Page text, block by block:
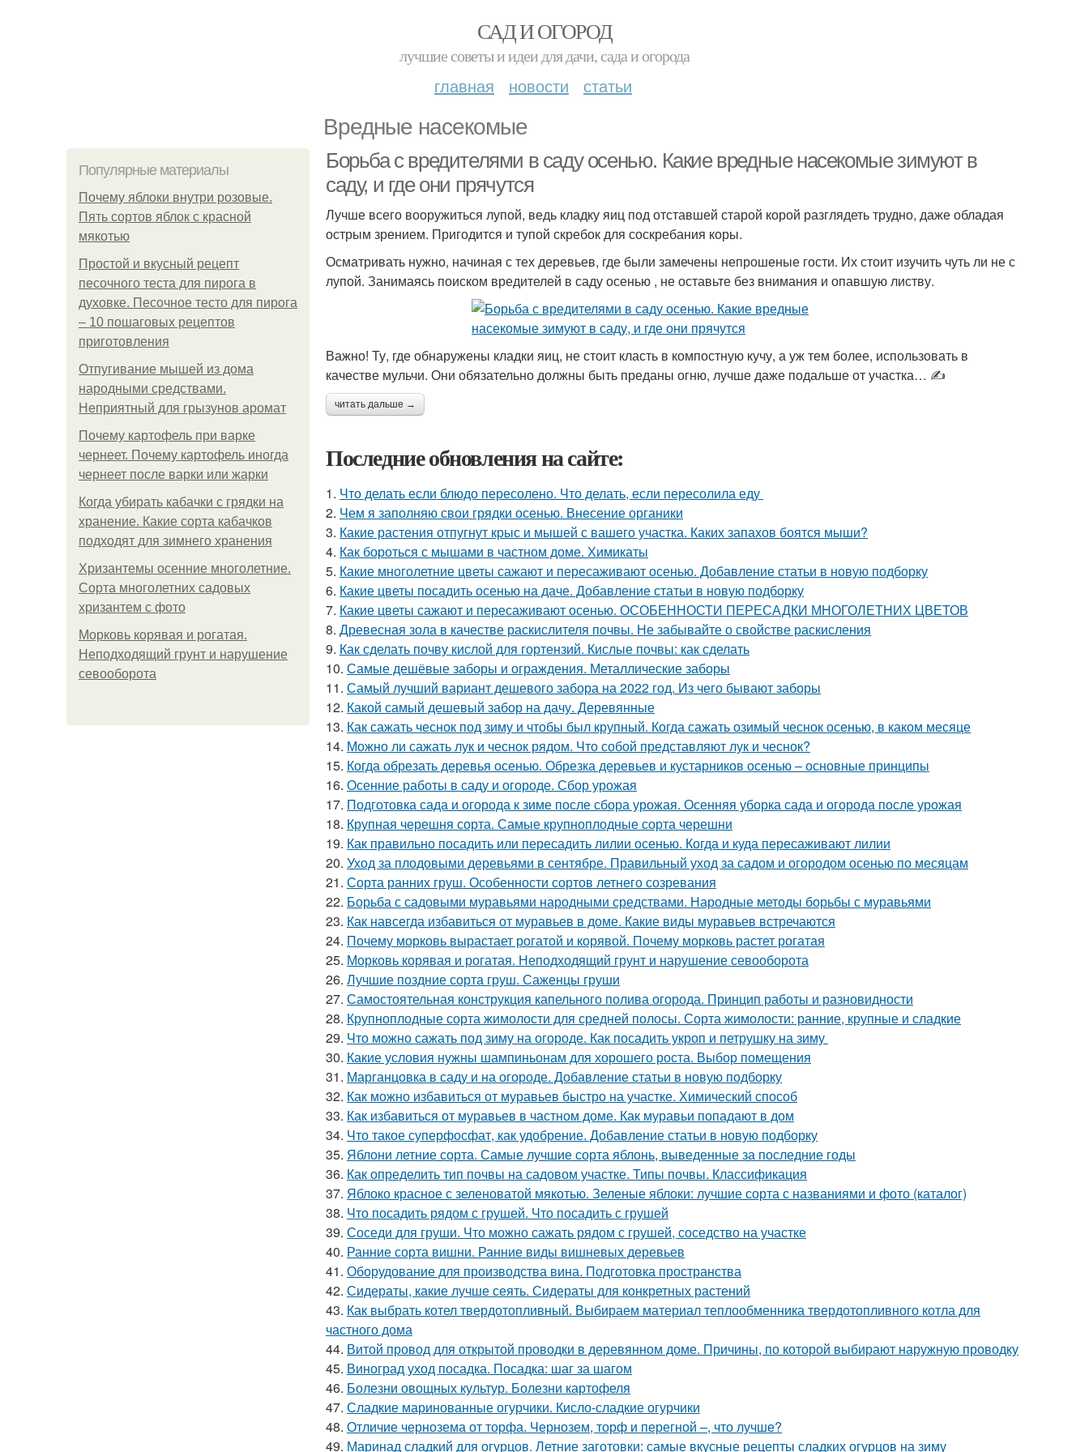
САД И ОГОРОД
лучшие советы и идеи для дачи, сада и огорода
главная новости статьи
Вредные насекомые
Популярные материалы
Почему яблоки внутри розовые.
Пять сортов яблок с красной
мякотью
Простой и вкусный рецепт
песочного теста для пирога в
духовке. Песочное тесто для пирога
– 10 пошаговых рецептов
приготовления
Отпугивание мышей из дома
народными средствами.
Неприятный для грызунов аромат
Почему картофель при варке
чернеет. Почему картофель иногда
чернеет после варки или жарки
Когда убирать кабачки с грядки на
хранение. Какие сорта кабачков
подходят для зимнего хранения
Хризантемы осенние многолетние.
Сорта многолетних садовых
хризантем с фото
Морковь корявая и рогатая.
Неподходящий грунт и нарушение
севооборота
Борьба с вредителями в саду осенью. Какие вредные насекомые зимуют в
саду, и где они прячутся
Лучше всего вооружиться лупой, ведь кладку яиц под отставшей старой корой разглядеть трудно, даже обладая
острым зрением. Пригодится и тупой скребок для соскребания коры.
Осматривать нужно, начиная с тех деревьев, где были замечены непрошеные гости. Их стоит изучить чуть ли не с
лупой. Занимаясь поиском вредителей в саду осенью , не оставьте без внимания и опавшую листву.
Важно! Ту, где обнаружены кладки яиц, не стоит класть в компостную кучу, а уж тем более, использовать в
качестве мульчи. Они обязательно должны быть преданы огню, лучше даже подальше от участка… ✍
читать дальше →
Последние обновления на сайте:
1. Что делать если блюдо пересолено. Что делать, если пересолила еду
2. Чем я заполняю свои грядки осенью. Внесение органики
3. Какие растения отпугнут крыс и мышей с вашего участка. Каких запахов боятся мыши?
4. Как бороться с мышами в частном доме. Химикаты
5. Какие многолетние цветы сажают и пересаживают осенью. Добавление статьи в новую подборку
6. Какие цветы посадить осенью на даче. Добавление статьи в новую подборку
7. Какие цветы сажают и пересаживают осенью. ОСОБЕННОСТИ ПЕРЕСАДКИ МНОГОЛЕТНИХ ЦВЕТОВ
8. Древесная зола в качестве раскислителя почвы. Не забывайте о свойстве раскисления
9. Как сделать почву кислой для гортензий. Кислые почвы: как сделать
10. Самые дешёвые заборы и ограждения. Металлические заборы
11. Самый лучший вариант дешевого забора на 2022 год. Из чего бывают заборы
12. Какой самый дешевый забор на дачу. Деревянные
13. Как сажать чеснок под зиму и чтобы был крупный. Когда сажать озимый чеснок осенью, в каком месяце
14. Можно ли сажать лук и чеснок рядом. Что собой представляют лук и чеснок?
15. Когда обрезать деревья осенью. Обрезка деревьев и кустарников осенью – основные принципы
16. Осенние работы в саду и огороде. Сбор урожая
17. Подготовка сада и огорода к зиме после сбора урожая. Осенняя уборка сада и огорода после урожая
18. Крупная черешня сорта. Самые крупноплодные сорта черешни
19. Как правильно посадить или пересадить лилии осенью. Когда и куда пересаживают лилии
20. Уход за плодовыми деревьями в сентябре. Правильный уход за садом и огородом осенью по месяцам
21. Сорта ранних груш. Особенности сортов летнего созревания
22. Борьба с садовыми муравьями народными средствами. Народные методы борьбы с муравьями
23. Как навсегда избавиться от муравьев в доме. Какие виды муравьев встречаются
24. Почему морковь вырастает рогатой и корявой. Почему морковь растет рогатая
25. Морковь корявая и рогатая. Неподходящий грунт и нарушение севооборота
26. Лучшие поздние сорта груш. Саженцы груши
27. Самостоятельная конструкция капельного полива огорода. Принцип работы и разновидности
28. Крупноплодные сорта жимолости для средней полосы. Сорта жимолости: ранние, крупные и сладкие
29. Что можно сажать под зиму на огороде. Как посадить укроп и петрушку на зиму
30. Какие условия нужны шампиньонам для хорошего роста. Выбор помещения
31. Марганцовка в саду и на огороде. Добавление статьи в новую подборку
32. Как можно избавиться от муравьев быстро на участке. Химический способ
33. Как избавиться от муравьев в частном доме. Как муравьи попадают в дом
34. Что такое суперфосфат, как удобрение. Добавление статьи в новую подборку
35. Яблони летние сорта. Самые лучшие сорта яблонь, выведенные за последние годы
36. Как определить тип почвы на садовом участке. Типы почвы. Классификация
37. Яблоко красное с зеленоватой мякотью. Зеленые яблоки: лучшие сорта с названиями и фото (каталог)
38. Что посадить рядом с грушей. Что посадить с грушей
39. Соседи для груши. Что можно сажать рядом с грушей, соседство на участке
40. Ранние сорта вишни. Ранние виды вишневых деревьев
41. Оборудование для производства вина. Подготовка пространства
42. Сидераты, какие лучше сеять. Сидераты для конкретных растений
43. Как выбрать котел твердотопливный. Выбираем материал теплообменника твердотопливного котла для
частного дома
44. Витой провод для открытой проводки в деревянном доме. Причины, по которой выбирают наружную проводку
45. Виноград уход посадка. Посадка: шаг за шагом
46. Болезни овощных культур. Болезни картофеля
47. Сладкие маринованные огурчики. Кисло-сладкие огурчики
48. Отличие чернозема от торфа. Чернозем, торф и перегной –, что лучше?
49. Маринад сладкий для огурцов. Летние заготовки: самые вкусные рецепты сладких огурцов на зиму